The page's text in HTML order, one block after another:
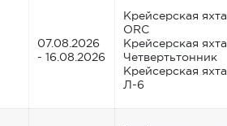
07.08.2026
- 16.08.2026
Крейсерская яхта
ORC
Крейсерская яхта
Четвертьтонник
Крейсерская яхта
Л-6